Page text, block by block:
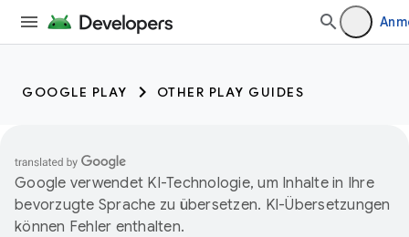
GOOGLE PLAY OTHER PLAY GUIDES
Google verwendet KI-Technologie, um Inhalte in Ihre
bevorzugte Sprache zu übersetzen. KI-Übersetzungen
können Fehler enthalten.